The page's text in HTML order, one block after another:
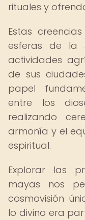
rituales y
Estas
esferas de la
actividades
de sus
papel
entre los
realizando
armonía y el
espiritual.
Explorar las
mayas nos
cosmovisión
lo divino era